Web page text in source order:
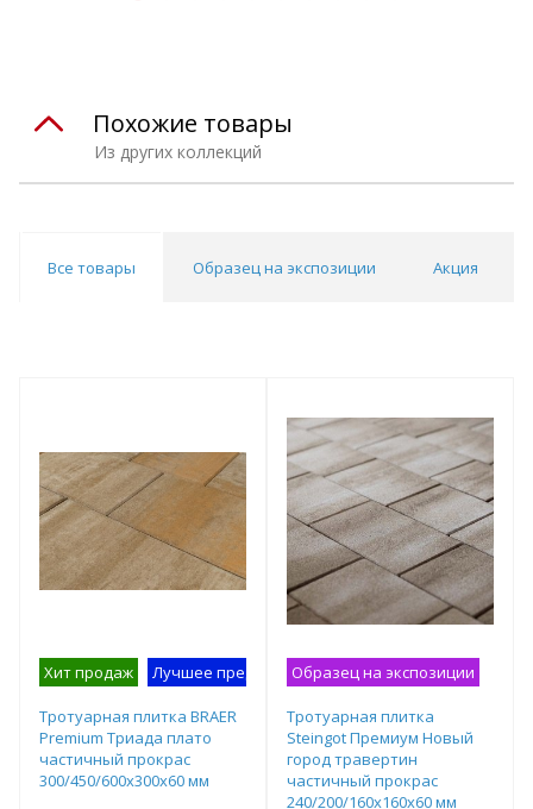
Из других коллекций
Похожие товары
Все товары Образец на экспозиции Акция
Хит продаж Лучшее предложение Образец на экспозиции
Тротуарная плитка BRAER
Premium Триада плато
частичный прокрас
300/450/600х300х60 мм
Образец на экспозиции
Тротуарная плитка
Steingot Премиум Новый
город травертин
частичный прокрас
240/200/160х160х60 мм